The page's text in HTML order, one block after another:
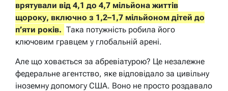
врятували від 4,1 до 4,7 мільйона життів
щороку, включно з 1,2–1,7 мільйоном дітей до
п’яти років. Така потужність робила його
ключовим гравцем у глобальній арені.
Але що ховається за абревіатурою? Це незалежне
федеральне агентство, яке відповідало за цивільну
іноземну допомогу США. Воно не просто роздавало